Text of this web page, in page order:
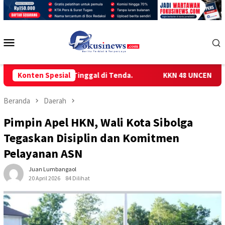
Loncat
Konten Spesial
Tinggal di Tenda. KKN 48 UNCEN GELAR
Beranda Daerah
Pimpin Apel HKN, Wali Kota Sibolga
Tegaskan Disiplin dan Komitmen
Pelayanan ASN
Juan Lumbangaol
20 April 2026
84 Dilihat